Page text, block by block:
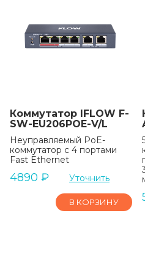
Коммутатор IFLOW F-
SW-EU206POE-V/L
Неуправляемый PoE-
коммутатор с 4 портами
Fast Ethernet
4890 ₽ Уточнить
В КОРЗИНУ